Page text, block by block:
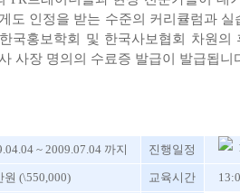
도 인정을 받는 수준의 커리큘럼과 실
국홍보학회 및 한국사보협회 차원의
사장 명의의 수료증 발급이 발급됩니
~ 2009.07.04 까지 진행일정
원 (\550,000) 교육시간